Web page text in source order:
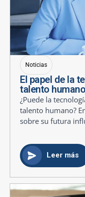
Noticias
El papel de la
talento humano
¿Puede la
talento humano?
sobre su futura
Leer más